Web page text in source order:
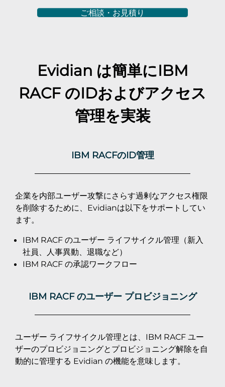
ご相談・お見積り
Evidian は簡単にIBM
RACF のIDおよびアクセス
管理を実装
IBM RACFのID管理
企業を内部ユーザー攻撃にさらす過剰なアクセス権限
を削除するために、Evidianは以下をサポートしてい
ます。
IBM RACF のユーザー ライフサイクル管理（新入
社員、人事異動、退職など）
IBM RACF の承認ワークフロー
IBM RACF のユーザー プロビジョニング
ユーザー ライフサイクル管理とは、IBM RACF ユー
ザーのプロビジョニングとプロビジョニング解除を自
動的に管理する Evidian の機能を意味します。